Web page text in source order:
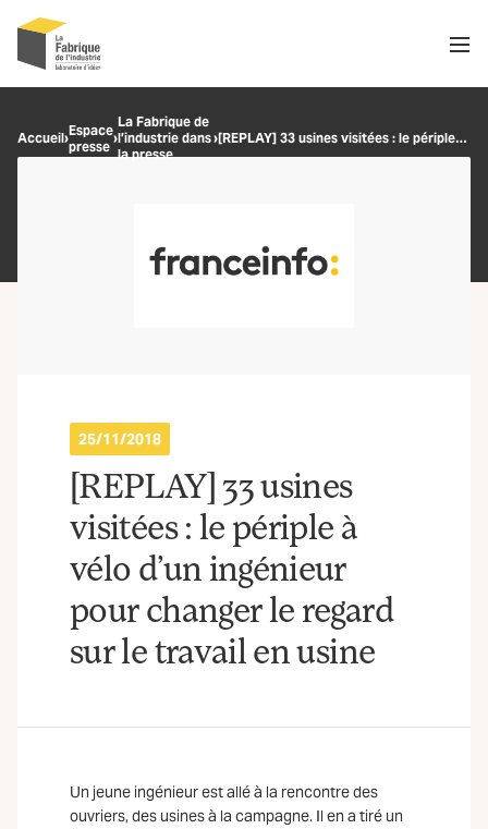
OK
Accueil›Espace
presse ›
La Fabrique de
l’industrie dans
la presse
› [REPLAY] 33 usines visitées : le périple à vélo d’un ingénieur pour changer le regard sur le travail en usine
25/11/2018
[REPLAY] 33 usines
visitées : le périple à
vélo d’un ingénieur
pour changer le regard
sur le travail en usine
Un jeune ingénieur est allé à la rencontre des
ouvriers, des usines à la campagne. Il en a tiré un